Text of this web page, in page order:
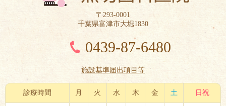
〒293-0001
千葉県富津市大堀1830
0439-87-6480
施設基準届出項目等
診療時間 月 火 水 木 金 土 日祝